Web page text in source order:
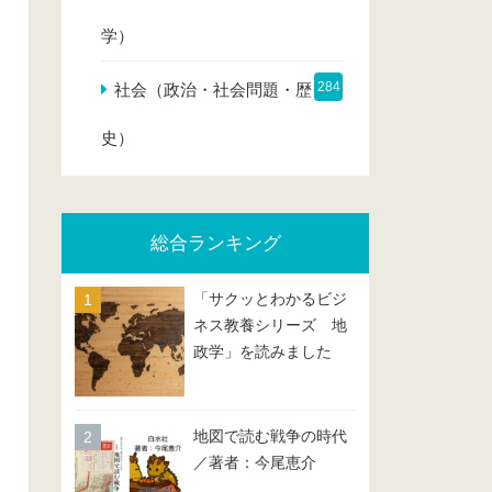
学）
社会（政治・社会問題・歴
史）
284
総合ランキング
「サクッとわかるビジ
ネス教養シリーズ 地
政学」を読みました
地図で読む戦争の時代
／著者：今尾恵介